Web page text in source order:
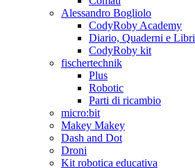
Alessandro Bogliolo
CodyRoby Academy
Diario, Quaderni e Libri
CodyRoby kit
fischertechnik
Plus
Robotic
Parti di ricambio
micro:bit
Makey Makey
Dash and Dot
Droni
Kit robotica educativa